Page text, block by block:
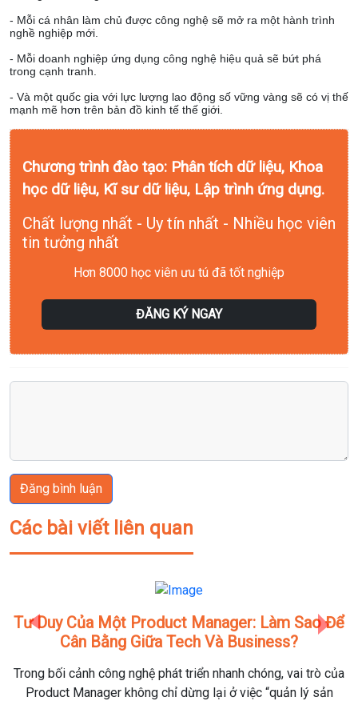
- Mỗi cá nhân làm chủ được công nghệ sẽ mở ra một hành trình
nghề nghiệp mới.
- Mỗi doanh nghiệp ứng dụng công nghệ hiệu quả sẽ bứt phá
trong cạnh tranh.
- Và một quốc gia với lực lượng lao động số vững vàng sẽ có vị thế
mạnh mẽ hơn trên bản đồ kinh tế thế giới.
Chương trình đào tạo: Phân tích dữ liệu, Khoa
học dữ liệu, Kĩ sư dữ liệu, Lập trình ứng dụng.
Chất lượng nhất - Uy tín nhất - Nhiều học viên
tin tưởng nhất
Hơn 8000 học viên ưu tú đã tốt nghiệp
ĐĂNG KÝ NGAY
Đăng bình luận
Các bài viết liên quan
Tư Duy Của Một Product Manager: Làm Sao Để
Cân Bằng Giữa Tech Và Business?
Trong bối cảnh công nghệ phát triển nhanh chóng, vai trò của
Product Manager không chỉ dừng lại ở việc “quản lý sản
Previous Next